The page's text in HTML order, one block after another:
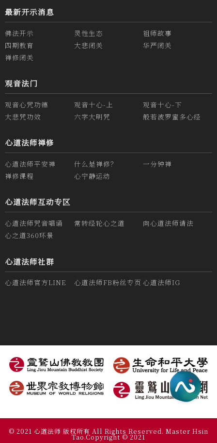
最新开示消息
佛法开示 灵性生态
祖师故事
四期教育
大悲闭关
华严闭关
禅修闭关
观音法门
观音心咒功德 观音十心-上
观音十心-下
大悲咒功效
六字大明咒 般若波罗蜜多心经
心道法师禅修
心道法师平安禅 什么是禅修？
一分钟禅
禅修课程
心宁静运动
心道法师互动专区
心道法师咒音唱诵 常转经轮心之道
向心道法师请法
心之道360环景
心道法师社群
心道法师官方LINE 心道法师FB粉丝专页 心道法师IG
© 2021 心道法师 版权所有 All Rights Reserved. Master Hsin
Tao.Copyright © 2021